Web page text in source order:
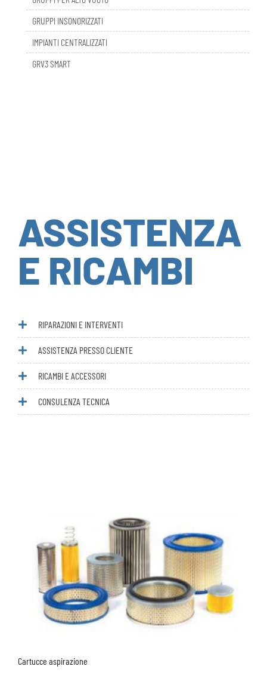
GRUPPI INSONORIZZATI
IMPIANTI CENTRALIZZATI
GRV3 SMART
ASSISTENZA
E RICAMBI
ASSISTENZA PRESSO CLIENTE
RICAMBI E ACCESSORI
CONSULENZA TECNICA